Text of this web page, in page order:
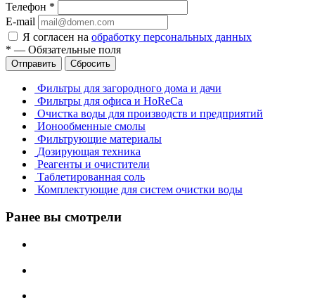
Телефон *
E-mail
Я согласен на обработку персональных данных
* — Обязательные поля
Отправить Сбросить
Фильтры для загородного дома и дачи
Фильтры для офиса и HoReCa
Очистка воды для производств и предприятий
Ионообменные смолы
Фильтрующие материалы
Дозирующая техника
Реагенты и очистители
Таблетированная соль
Комплектующие для систем очистки воды
Ранее вы смотрели